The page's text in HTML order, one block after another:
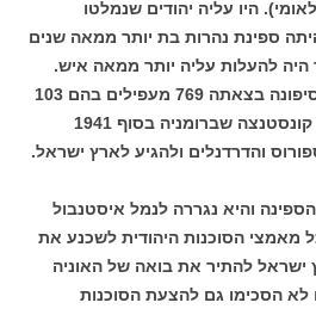
היו עליה יהודים שנמלטו
ספינת נהרות בת יותר ממאה שנים
להעלות עליה יותר ממאה איש.
אף על פי כן הצטופפו על סיפונה בצאתה 769 מעפילים בהם 103
ילדים. האוניה יצאה מנמל קונסטנצה שברומניה בסוף 1941
והדרדנלים ולהגיע לארץ ישראל.
והיא נגררה לנמל איסטנבול
מאמצי הסוכנות היהודית לשכנע את
ישראל להתיר את בואה של האוניה
לא הסכימו גם להצעת הסוכנות